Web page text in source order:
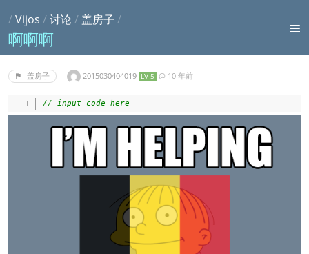
/Vijos /讨论 /盖房子 /
啊啊啊
盖房子 2015030404019 LV 5 @ 10 年前
// input code here